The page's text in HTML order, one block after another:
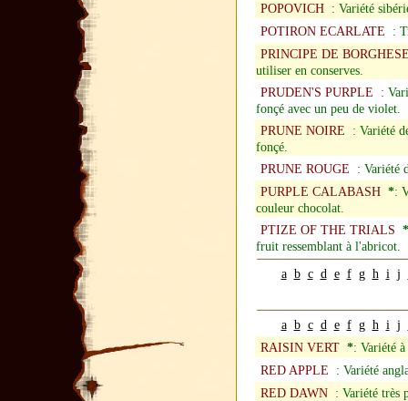
POPOVICH : Variété
POTIRON ECARLATE :
PRINCIPE DE
utiliser en conserves.
PRUDEN'S PURPLE :
fonçé avec un peu de violet.
PRUNE NOIRE : Variété
fonçé.
PRUNE ROUGE : Variété
PURPLE CALABASH *:
couleur chocolat.
PTIZE OF THE TRIALS *
fruit ressemblant à l'abricot.
a b c d e f g h i j
a b c d e f g h i j
RAISIN VERT *: Variété
RED APPLE : Variété
RED DAWN : Variété très